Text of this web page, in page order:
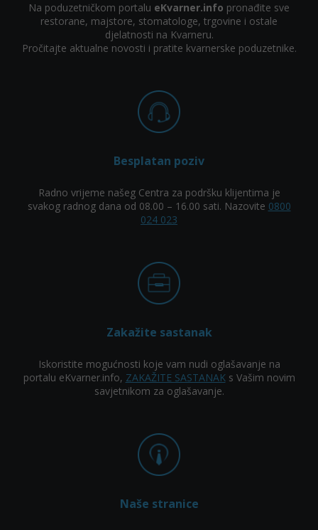
Na poduzetničkom portalu eKvarner.info pronađite sve
restorane, majstore, stomatologe, trgovine i ostale
djelatnosti na Kvarneru.
Pročitajte aktualne novosti i pratite kvarnerske poduzetnike.
Besplatan poziv
Radno vrijeme našeg Centra za podršku klijentima je
svakog radnog dana od 08.00 – 16.00 sati. Nazovite 0800
024 023
Zakažite sastanak
Iskoristite mogućnosti koje vam nudi oglašavanje na
portalu eKvarner.info, ZAKAŽITE SASTANAKs Vašim novim
savjetnikom za oglašavanje.
Naše stranice